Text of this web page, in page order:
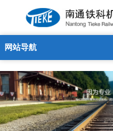
万搏官方注册
网站导航